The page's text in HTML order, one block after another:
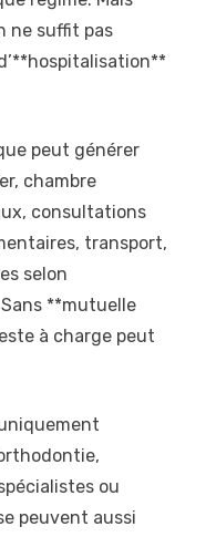
ne suffit pas
peut générer
chambre
consultations
transport,
selon
**mutuelle
à charge peut
ou
peuvent aussi